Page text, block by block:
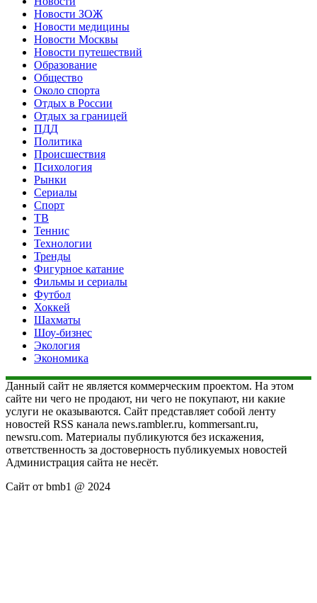
Новости ЗОЖ
Новости медицины
Новости Москвы
Новости путешествий
Образование
Общество
Около спорта
Отдых в России
Отдых за границей
ПДД
Политика
Происшествия
Психология
Рынки
Сериалы
Спорт
ТВ
Теннис
Технологии
Тренды
Фигурное катание
Фильмы и сериалы
Футбол
Хоккей
Шахматы
Шоу-бизнес
Экология
Экономика
Данный сайт не является коммерческим проектом. На этом
сайте ни чего не продают, ни чего не покупают, ни какие
услуги не оказываются. Сайт представляет собой ленту
новостей RSS канала news.rambler.ru, kommersant.ru,
newsru.com. Материалы публикуются без искажения,
ответственность за достоверность публикуемых новостей
Администрация сайта не несёт.
Сайт от bmb1 @ 2024